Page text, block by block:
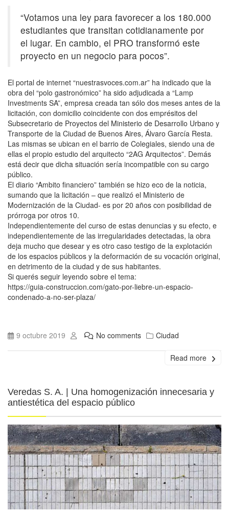
“Votamos una ley para favorecer a los 180.000
estudiantes que transitan cotidianamente por
el lugar. En cambio, el PRO transformó este
proyecto en un negocio para pocos”.
El portal de internet “nuestrasvoces.com.ar” ha indicado que la
obra del “polo gastronómico” ha sido adjudicada a “Lamp
Investments SA”, empresa creada tan sólo dos meses antes de la
licitación, con domicilio coincidente con dos emprésitos del
Subsecretario de Proyectos del Ministerio de Desarrollo Urbano y
Transporte de la Ciudad de Buenos Aires, Álvaro García Resta.
Las mismas se ubican en el barrio de Colegiales, siendo una de
ellas el propio estudio del arquitecto “2AG Arquitectos”. Demás
está decir que dicha situación sería incompatible con su cargo
público.
El diario “Ambito financiero” también se hizo eco de la noticia,
sumando que la licitación – que realizó el Ministerio de
Modernización de la Ciudad- es por 20 años con posibilidad de
prórroga por otros 10.
Independientemente del curso de estas denuncias y su efecto, e
independientemente de las irregularidades detectadas, la obra
deja mucho que desear y es otro caso testigo de la explotación
de los espacios públicos y la deformación de su vocación original,
en detrimento de la ciudad y de sus habitantes.
Si querés seguir leyendo sobre el tema:
https://guia-construccion.com/gato-por-liebre-un-espacio-
condenado-a-no-ser-plaza/
9 octubre 2019 No comments Ciudad
Read more
Veredas S. A. | Una homogenización innecesaria y
antiestética del espacio público